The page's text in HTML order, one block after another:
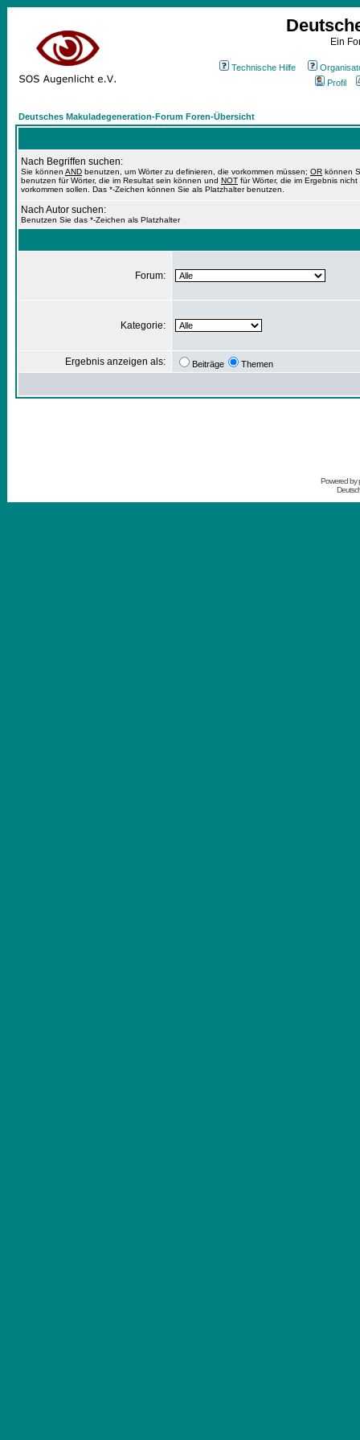
Ein
Technische Hilfe
Profil
Deutsches Makuladegeneration-Forum Foren-Übersicht
Nach Begriffen suchen:
Sie können AND benutzen, um Wörter zu definieren, die vorkommen müssen; OR können
benutzen für Wörter, die im Resultat sein können und NOT für Wörter, die im Ergebnis nicht
vorkommen sollen. Das *-Zeichen können Sie als Platzhalter benutzen.
Nach Autor suchen:
Benutzen Sie das *-Zeichen als Platzhalter
Forum:
Kategorie:
Ergebnis anzeigen als: Beiträge Themen
Powered by